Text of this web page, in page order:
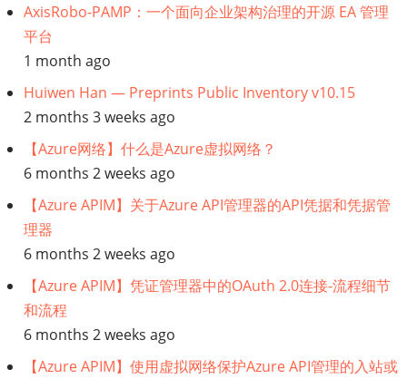
AxisRobo-PAMP：一个面向企业架构治理的开源 EA 管理
平台
1 month ago
Huiwen Han — Preprints Public Inventory v10.15
2 months 3 weeks ago
【Azure网络】什么是Azure虚拟网络？
6 months 2 weeks ago
【Azure APIM】关于Azure API管理器的API凭据和凭据管
理器
6 months 2 weeks ago
【Azure APIM】凭证管理器中的OAuth 2.0连接-流程细节
和流程
6 months 2 weeks ago
【Azure APIM】使用虚拟网络保护Azure API管理的入站或